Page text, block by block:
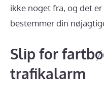
ikke noget fra, og det
bestemmer din
Slip for
trafikalarm